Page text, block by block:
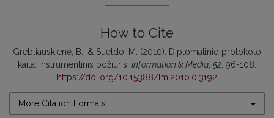
How to Cite
Grebliauskienė, B., & Sueldo, M. (2010). Diplomatinio protokolo
kaita: instrumentinis požiūris. Information & Media 52 , 96-108.
https://doi.org/10.15388/Im.2010.0.3192
More Citation Formats